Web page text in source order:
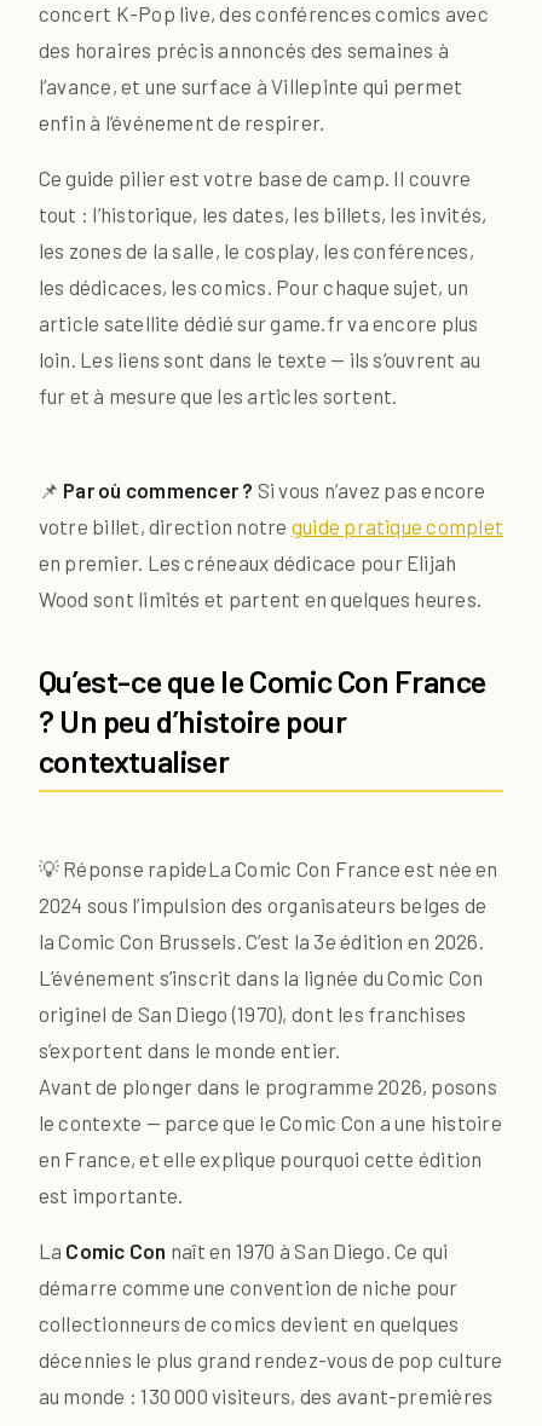
concert K-Pop live, des conférences comics avec
des horaires précis annoncés des semaines à
l’avance, et une surface à Villepinte qui permet
enfin à l’événement de respirer.
Ce guide pilier est votre base de camp. Il couvre
tout : l’historique, les dates, les billets, les invités,
les zones de la salle, le cosplay, les conférences,
les dédicaces, les comics. Pour chaque sujet, un
article satellite dédié sur game.fr va encore plus
loin. Les liens sont dans le texte — ils s’ouvrent au
fur et à mesure que les articles sortent.
📌 Par où commencer ? Si vous n’avez pas encore
votre billet, direction notre guide pratique complet
en premier. Les créneaux dédicace pour Elijah
Wood sont limités et partent en quelques heures.
Qu’est-ce que le Comic Con France
? Un peu d’histoire pour
contextualiser
💡 Réponse rapideLa Comic Con France est née en
2024 sous l’impulsion des organisateurs belges de
la Comic Con Brussels. C’est la 3e édition en 2026.
L’événement s’inscrit dans la lignée du Comic Con
originel de San Diego (1970), dont les franchises
s’exportent dans le monde entier.
Avant de plonger dans le programme 2026, posons
le contexte — parce que le Comic Con a une histoire
en France, et elle explique pourquoi cette édition
est importante.
La Comic Con naît en 1970 à San Diego. Ce qui
démarre comme une convention de niche pour
collectionneurs de comics devient en quelques
décennies le plus grand rendez-vous de pop culture
au monde : 130 000 visiteurs, des avant-premières